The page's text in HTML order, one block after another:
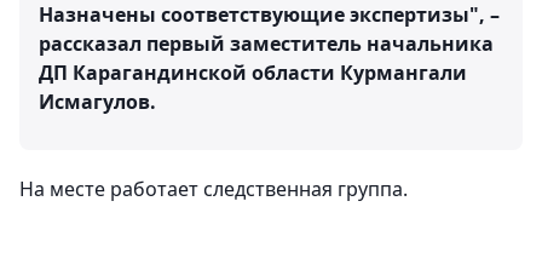
Назначены соответствующие экспертизы", –
рассказал первый заместитель начальника
ДП Карагандинской области Курмангали
Исмагулов.
На месте работает следственная группа.